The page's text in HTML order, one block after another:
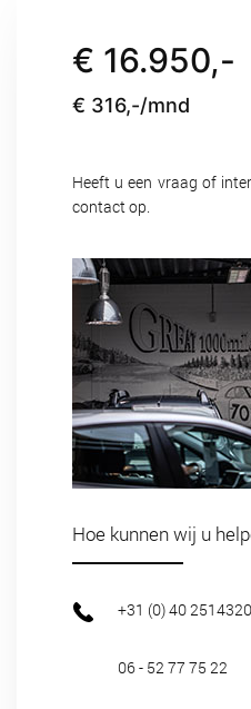
Gewicht
Max. trekgewicht
Laadvermorgen
aanwezig?
Gemiddeld verbruik
€ 16.950,-
€ 316,-/mnd
Heeft u een vraag of
contact op.
Hoe kunnen wij u
+31 (0) 40 2514320
06 - 52 77 75 22